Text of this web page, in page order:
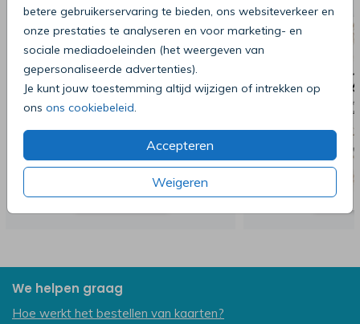
betere gebruikerservaring te bieden, ons websiteverkeer en
onze prestaties te analyseren en voor marketing- en
sociale mediadoeleinden (het weergeven van
gepersonaliseerde advertenties).
Je kunt jouw toestemming altijd wijzigen of intrekken op
ons ons cookiebeleid
Accepteren
Weigeren
We helpen graag
Hoe werkt het bestellen van kaarten?